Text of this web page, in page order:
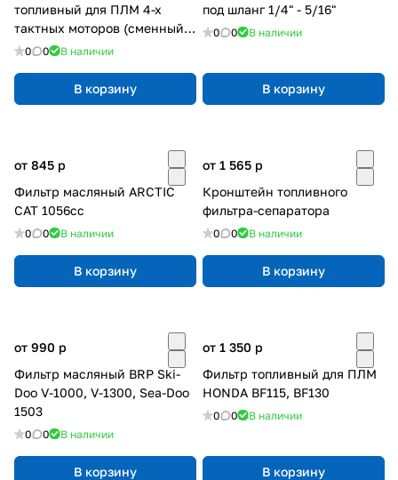
топливный для ПЛМ 4-х
тактных моторов (сменный
фильтр C14372)
0 0 В наличии
В корзину
под шланг 1/4" - 5/16"
0 0 В наличии
В корзину
от 845 p
Фильтр масляный ARCTIC
CAT 1056cc
0 0 В наличии
В корзину
от 1 565 p
Кронштейн топливного
фильтра-сепаратора
0 0 В наличии
В корзину
от 990 p
Фильтр масляный BRP Ski-
Doo V-1000, V-1300, Sea-Doo
1503
0 0 В наличии
В корзину
от 1 350 p
Фильтр топливный для ПЛМ
HONDA BF115, BF130
0 0 В наличии
В корзину